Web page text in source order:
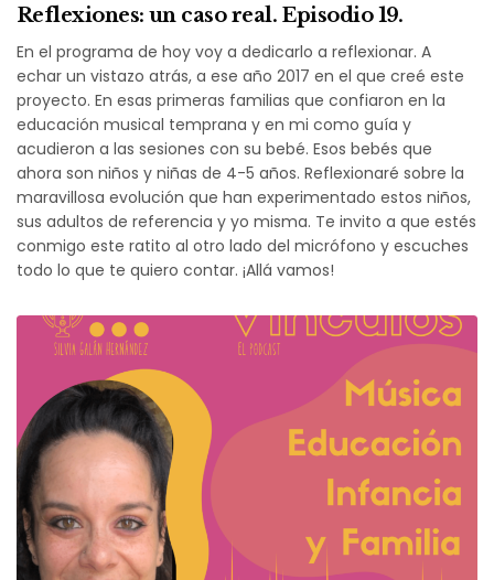
Reflexiones: un caso real. Episodio 19.
En el programa de hoy voy a dedicarlo a reflexionar. A
echar un vistazo atrás, a ese año 2017 en el que creé este
proyecto. En esas primeras familias que confiaron en la
educación musical temprana y en mi como guía y
acudieron a las sesiones con su bebé. Esos bebés que
ahora son niños y niñas de 4-5 años. Reflexionaré sobre la
maravillosa evolución que han experimentado estos niños,
sus adultos de referencia y yo misma. Te invito a que estés
conmigo este ratito al otro lado del micrófono y escuches
todo lo que te quiero contar. ¡Allá vamos!